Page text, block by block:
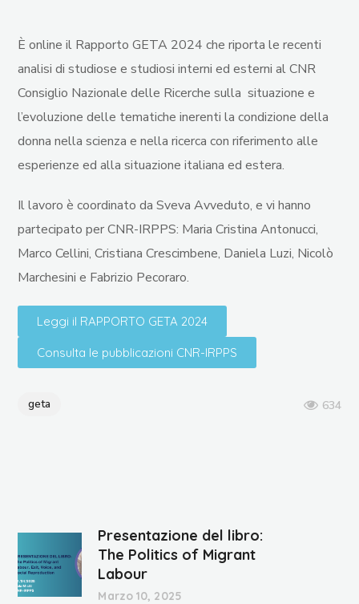
È online il Rapporto GETA 2024 che riporta le recenti
analisi di studiose e studiosi interni ed esterni alCNR
Consiglio Nazionale delle Ricerche sulla situazione e
l’evoluzione delle tematiche inerenti la condizione della
donna nella scienza e nella ricerca con riferimento alle
esperienze ed alla situazione italiana ed estera.
Il lavoro è coordinato daSveva Avveduto, e vi hanno
partecipato per CNR-IRPPS: Maria Cristina Antonucci,
Marco Cellini, Cristiana Crescimbene, Daniela Luzi, Nicolò
Marchesini e Fabrizio Pecoraro.
Leggi il RAPPORTO GETA 2024
Consulta le pubblicazioni CNR-IRPPS
geta 634
Presentazione del libro:
The Politics of Migrant
Labour
Marzo 10, 2025